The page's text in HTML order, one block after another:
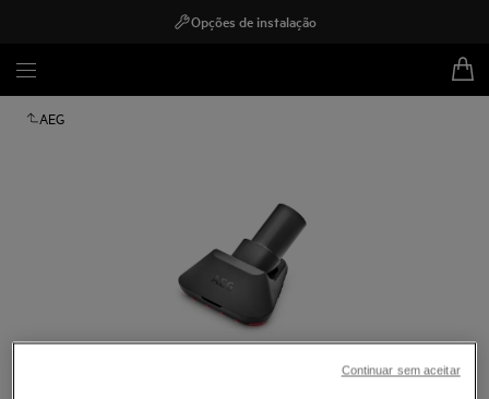
Opções de instalação
AEG
Continuar sem aceitar